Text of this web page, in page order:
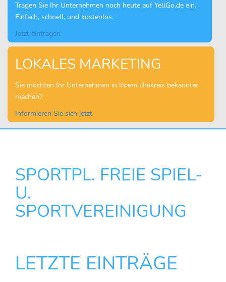
Tragen Sie Ihr Unternehmen noch heute auf YellGo.de ein.
Einfach, schnell, und kostenlos.
Jetzt eintragen
LOKALES MARKETING
Sie möchten Ihr Unternehmen in Ihrem Umkreis bekannter
machen?
Informieren Sie sich jetzt
SPORTPL. FREIE SPIEL-
U.
SPORTVEREINIGUNG
LETZTE EINTRÄGE